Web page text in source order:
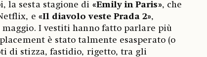
la sesta stagione di «Emily in Paris», che
e «Il diavolo veste Prada 2»,
I vestiti hanno fatto parlare più
è stato talmente esasperato (o
di stizza, fastidio, rigetto, tra gli